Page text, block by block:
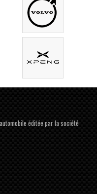
éditée par la société